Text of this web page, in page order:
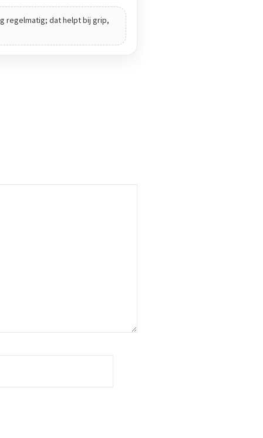
regelmatig; dat helpt bij grip,